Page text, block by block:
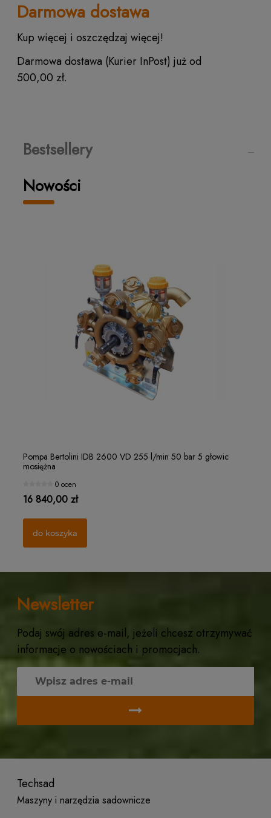
Darmowa dostawa
Kup więcej i oszczędzaj więcej!
Darmowa dostawa (Kurier InPost) już od
500,00 zł.
Nowości
Bestsellery
Pompa Bertolini IDB 2600 VD 255 l/min 50 bar 5 głowic
mosiężna
0 ocen
16 840,00 zł
do koszyka
Filterek rozpylacza "czapeczka" Ø15 MESH 32
1 ocena
1,25 zł
do koszyka
Newsletter
Podaj swój adres e-mail, jeżeli chcesz otrzymywać
informacje o nowościach i promocjach.
Techsad
Maszyny i narzędzia sadownicze